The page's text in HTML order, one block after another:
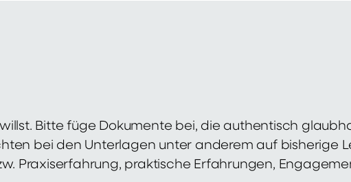
Bitte füge Dokumente bei, die authentisch
bei den Unterlagen unter anderem auf bisherige
Praxiserfahrung, praktische Erfahrungen,